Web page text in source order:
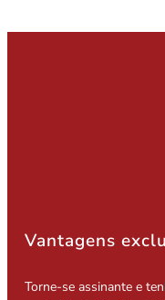
Vantagens
Torne-se assinante e